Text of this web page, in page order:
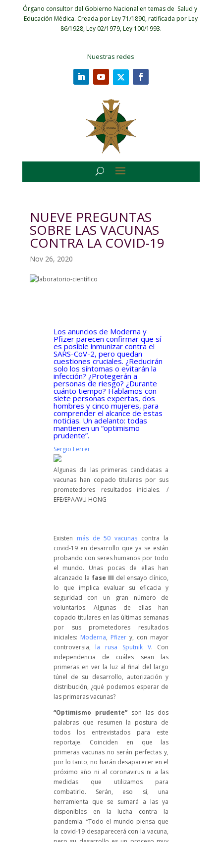
Órgano consultor del Gobierno Nacional en temas de Salud y
Educación Médica. Creada por Ley 71/1890, ratificada por Ley
86/1928, Ley 02/1979, Ley 100/1993.
Nuestras redes
NUEVE PREGUNTAS
SOBRE LAS VACUNAS
CONTRA LA COVID-19
Nov 26, 2020
Los anuncios de Moderna y
Pfizer parecen confirmar que sí
es posible inmunizar contra el
SARS-CoV-2, pero quedan
cuestiones cruciales. ¿Reducirán
solo los síntomas o evitarán la
infección? ¿Protegerán a
personas de riesgo? ¿Durante
cuánto tiempo? Hablamos con
siete personas expertas, dos
hombres y cinco mujeres, para
comprender el alcance de estas
noticias. Un adelanto: todas
mantienen un “optimismo
prudente”.
Sergio Ferrer
Algunas de las primeras candidatas a
vacunas han copado titulares por sus
prometedores resultados iniciales. /
EFE/EPA/WU HONG
Existen más de 50 vacunas contra la
covid-19 en desarrollo que ya se están
probando con seres humanos por todo
el mundo. Unas pocas de ellas han
alcanzado la fase III del ensayo clínico,
lo que implica evaluar su eficacia y
seguridad con un gran número de
voluntarios. Algunas de ellas han
copado titulares en las últimas semanas
por sus prometedores resultados
iniciales: Moderna, Pfizery, con mayor
controversia, la rusa Sputnik V. Con
independencia de cuáles sean las
primeras en ver la luz al final del largo
túnel de su desarrollo, autorización y
distribución, ¿qué podemos esperar de
las primeras vacunas?
“Optimismo prudente”son las dos
palabras que resumen la postura de
todos los entrevistados para este
reportaje. Coinciden en que las
primeras vacunas no serán perfectas y,
por lo tanto, no harán desaparecer en el
próximo año ni al coronavirus ni a las
medidas que utilizamos para
combatirlo. Serán, eso sí, una
herramienta que se sumará a las ya
disponibles en la lucha contra la
pandemia. “Todo el mundo piensa que
la covid-19 desaparecerá con la vacuna,